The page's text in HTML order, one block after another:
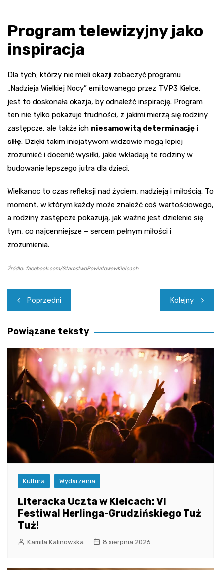
Program telewizyjny jako
inspiracja
Dla tych, którzy nie mieli okazji zobaczyć programu
„Nadzieja Wielkiej Nocy” emitowanego przez TVP3 Kielce,
jest to doskonała okazja, by odnaleźć inspirację. Program
ten nie tylko pokazuje trudności, z jakimi mierzą się rodziny
zastępcze, ale także ich niesamowitą determinację i
siłę. Dzięki takim inicjatywom widzowie mogą lepiej
zrozumieć i docenić wysiłki, jakie wkładają te rodziny w
budowanie lepszego jutra dla dzieci.
Wielkanoc to czas refleksji nad życiem, nadzieją i miłością. To
moment, w którym każdy może znaleźć coś wartościowego,
a rodziny zastępcze pokazują, jak ważne jest dzielenie się
tym, co najcenniejsze – sercem pełnym miłości i
zrozumienia.
Źródło: facebook.com/StarostwoPowiatowewKielcach
Nawigacja
wpisu
Poprzedni Kolejny
Powiązane teksty
Kultura Wydarzenia
Literacka Uczta w Kielcach: VI
Festiwal Herlinga-Grudzińskiego Tuż
Tuż!
Kamila Kalinowska 8 sierpnia 2026